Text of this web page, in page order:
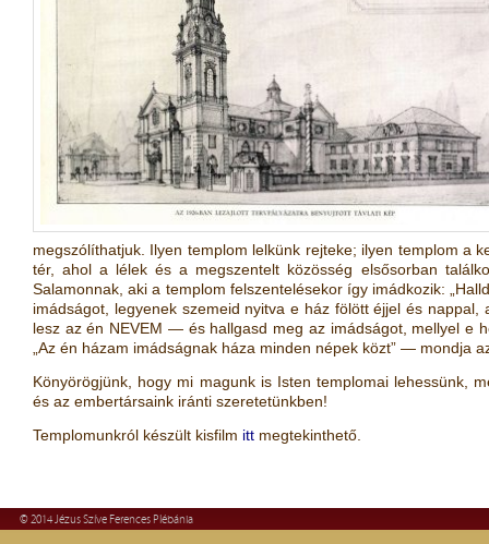
megszólíthatjuk. Ilyen templom lelkünk rejteke; ilyen templom a
tér, ahol a lélek és a megszentelt közösség elsősorban
Salamonnak, aki a templom felszentelésekor így imádkozik:
imádságot, legyenek szemeid nyitva e ház fölött éjjel és
lesz az én NEVEM — és hallgasd meg az imádságot, mellyel e
„Az én házam imádságnak háza minden népek közt” — mondja
Könyörögjünk, hogy mi magunk is Isten templomai lehessünk,
és az embertársaink iránti szeretetünkben!
Templomunkról készült kisfilm itt megtekinthető.
© 2014 Jézus Szíve Ferences Plébánia